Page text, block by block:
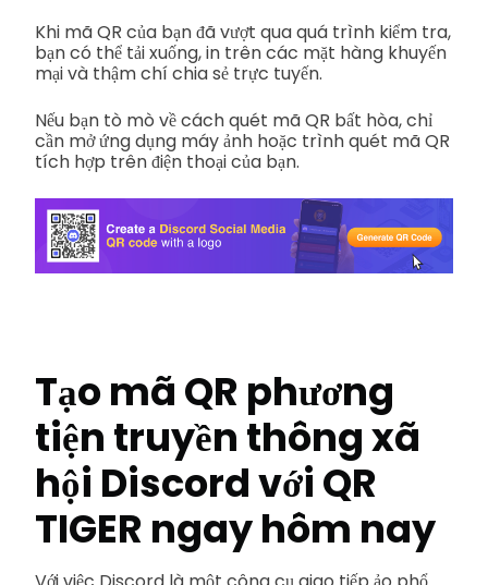
Khi mã QR của bạn đã vượt qua quá trình kiểm tra,
bạn có thể tải xuống, in trên các mặt hàng khuyến
mại và thậm chí chia sẻ trực tuyến.
Nếu bạn tò mò về cách quét mã QR bất hòa, chỉ
cần mở ứng dụng máy ảnh hoặc trình quét mã QR
tích hợp trên điện thoại của bạn.
Tạo mã QR phương
tiện truyền thông xã
hội Discord với QR
TIGER ngay hôm nay